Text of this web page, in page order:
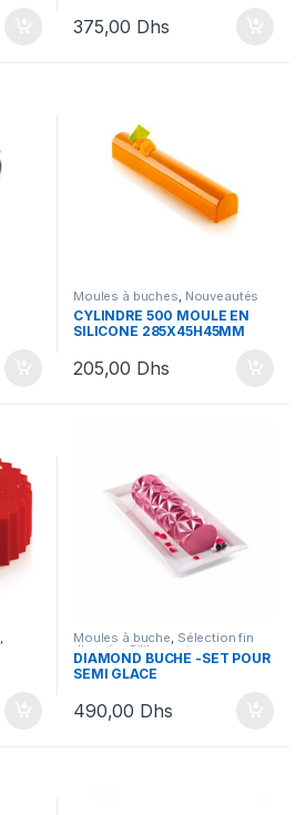
375,00 Dhs
Moules à buches Nouveautés
SIlikomart,Silikomart
CYLINDRE 500 MOULE EN
SILICONE 285X45H45MM
205,00 Dhs
, Moules à buche, Sélection fin
d'année, Silikomart
DIAMOND BUCHE -SET POUR
SEMI GLACE
490,00 Dhs